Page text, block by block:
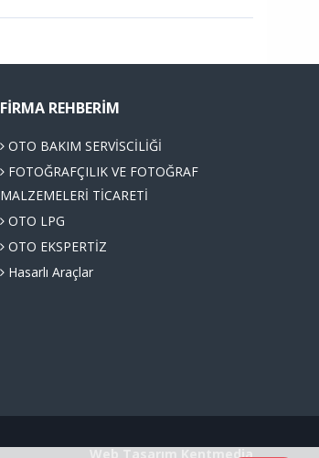
FIRMA REHBERIM
OTO BAKIM SERVİSCİLİĞİ
FOTOĞRAFÇILIK VE FOTOĞRAF
MALZEMELERİ TİCARETİ
OTO LPG
OTO EKSPERTİZ
Hasarlı Araçlar
Kentmedia